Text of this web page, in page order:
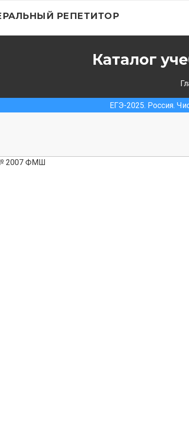
РЕПЕТИТОР
Каталог
ЕГЭ-2025. Россия. Число